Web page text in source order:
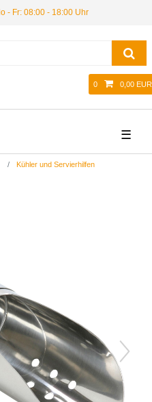
- Fr: 08:00 - 18:00 Uhr
0 0,00 EUR
☰
Kühler und Servierhilfen